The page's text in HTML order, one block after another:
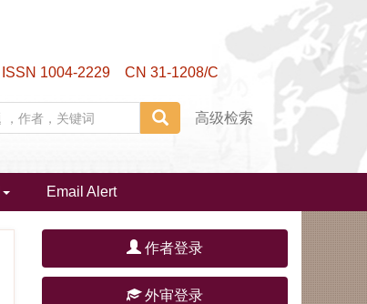
ISSN 1004-2229 CN 31-1208/C
高级检索
Email Alert
作者登录
外审登录